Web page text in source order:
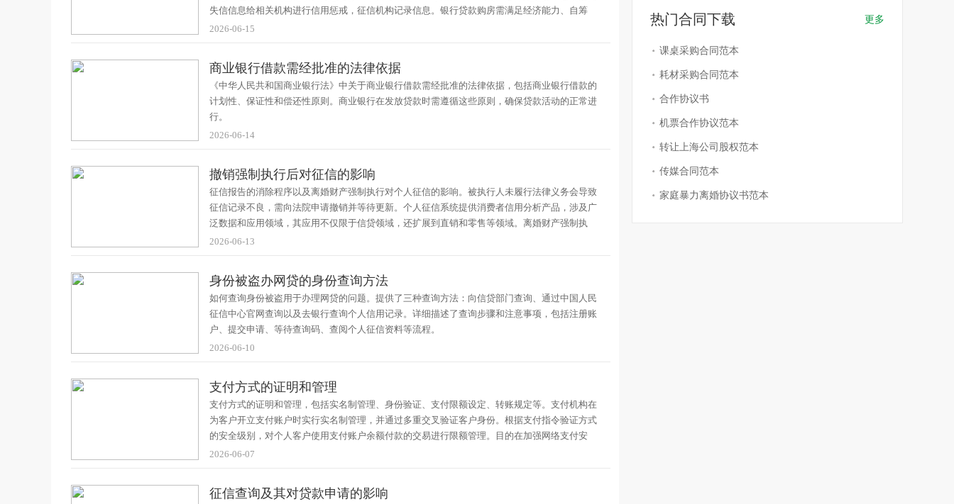
失信信息给相关机构进行信用惩戒，征信机构记录信息。银行贷款购房需满足经济能力、自筹
2026-06-15
商业银行借款需经批准的法律依据
《中华人民共和国商业银行法》中关于商业银行借款需经批准的法律依据，包括商业银行借款的
计划性、保证性和偿还性原则。商业银行在发放贷款时需遵循这些原则，确保贷款活动的正常进
行。
2026-06-14
撤销强制执行后对征信的影响
征信报告的消除程序以及离婚财产强制执行对个人征信的影响。被执行人未履行法律义务会导致
征信记录不良，需向法院申请撤销并等待更新。个人征信系统提供消费者信用分析产品，涉及广
泛数据和应用领域，其应用不仅限于信贷领域，还扩展到直销和零售等领域。离婚财产强制执
2026-06-13
身份被盗办网贷的身份查询方法
如何查询身份被盗用于办理网贷的问题。提供了三种查询方法：向信贷部门查询、通过中国人民
征信中心官网查询以及去银行查询个人信用记录。详细描述了查询步骤和注意事项，包括注册账
户、提交申请、等待查询码、查阅个人征信资料等流程。
2026-06-10
支付方式的证明和管理
支付方式的证明和管理，包括实名制管理、身份验证、支付限额设定、转账规定等。支付机构在
为客户开立支付账户时实行实名制管理，并通过多重交叉验证客户身份。根据支付指令验证方式
的安全级别，对个人客户使用支付账户余额付款的交易进行限额管理。目的在加强网络支付安
2026-06-07
征信查询及其对贷款申请的影响
更多
热门合同下载
课桌采购合同范本
耗材采购合同范本
合作协议书
机票合作协议范本
转让上海公司股权范本
传媒合同范本
家庭暴力离婚协议书范本